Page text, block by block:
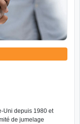
Uni depuis 1980 et
de jumelage